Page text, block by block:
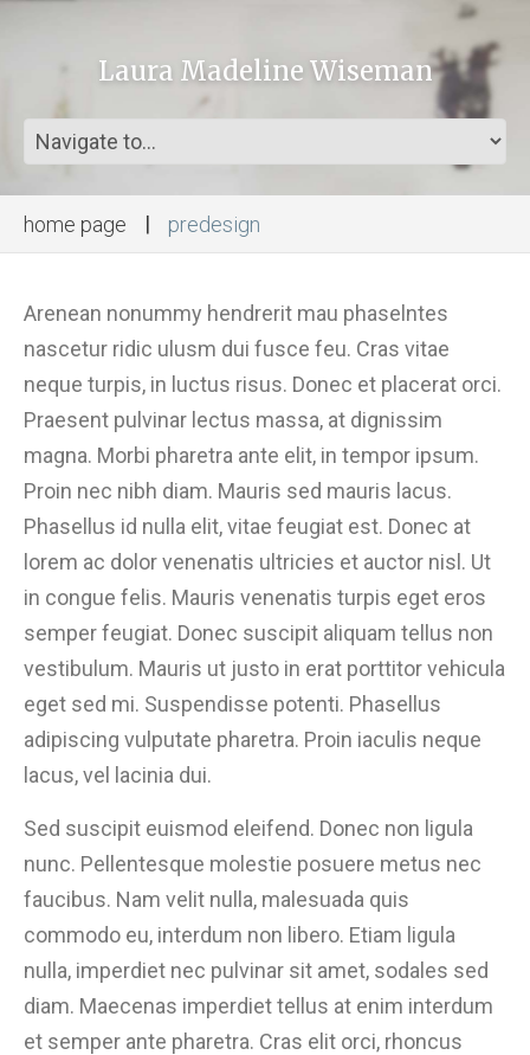
Laura Madeline Wiseman
home page predesign
Arenean nonummy hendrerit mau phaselntes
nascetur ridic ulusm dui fusce feu. Cras vitae
neque turpis, in luctus risus. Donec et placerat orci.
Praesent pulvinar lectus massa, at dignissim
magna. Morbi pharetra ante elit, in tempor ipsum.
Proin nec nibh diam. Mauris sed mauris lacus.
Phasellus id nulla elit, vitae feugiat est. Donec at
lorem ac dolor venenatis ultricies et auctor nisl. Ut
in congue felis. Mauris venenatis turpis eget eros
semper feugiat. Donec suscipit aliquam tellus non
vestibulum. Mauris ut justo in erat porttitor vehicula
eget sed mi. Suspendisse potenti. Phasellus
adipiscing vulputate pharetra. Proin iaculis neque
lacus, vel lacinia dui.
Sed suscipit euismod eleifend. Donec non ligula
nunc. Pellentesque molestie posuere metus nec
faucibus. Nam velit nulla, malesuada quis
commodo eu, interdum non libero. Etiam ligula
nulla, imperdiet nec pulvinar sit amet, sodales sed
diam. Maecenas imperdiet tellus at enim interdum
et semper ante pharetra. Cras elit orci, rhoncus